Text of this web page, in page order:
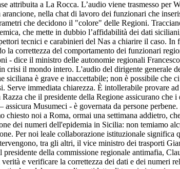
attribuita a La Rocca. L’audio viene trasmesso per
nella chat di lavoro dei funzionari che
che decidono il "colore" delle Regioni.
che mette in dubbio l’affidabilità dei dati
tecnici e carabinieri del Nas a chiarire il caso. In
la correttezza del comportamento dei funzionari
- dice il ministro delle autonomie regionali
crisi il mondo intero. L'audio del dirigente generale
siciliana è grave e inaccettabile; non è possibile che
Serve immediata chiarezza. È intollerabile provare
che il presidente della Regione assicurano che i
Musumeci - è governata da persone
noi a Roma, ormai una settimana addietro,
dei numeri dell'epidemia in Sicilia: non temiamo
Per noi leale collaborazione istituzionale significa
tra gli altri, il vice ministro dei trasporti
della commissione regionale antimafia,
e verificare la correttezza dei dati e dei numeri